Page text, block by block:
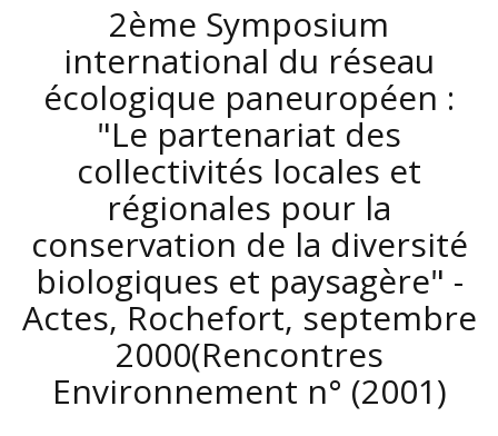
2ème Symposium
international du réseau
écologique paneuropéen :
"Le partenariat des
collectivités locales et
régionales pour la
conservation de la diversité
biologiques et paysagère" -
Actes, Rochefort, septembre
2000(Rencontres
Environnement n° (2001)